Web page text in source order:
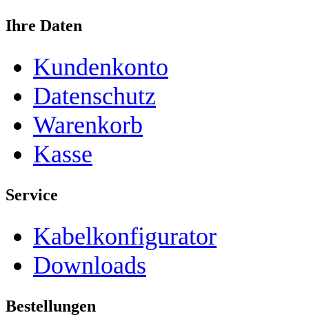
Ihre Daten
Kundenkonto
Datenschutz
Warenkorb
Kasse
Service
Kabelkonfigurator
Downloads
Bestellungen